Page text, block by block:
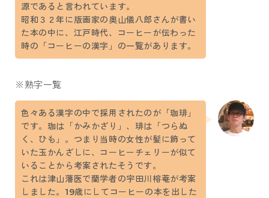
源であると言われています。
昭和３２年に版画家の奥山儀八郎さんが書い
た本の中に、江戸時代、コーヒーが伝わった
時の「コーヒーの漢字」の一覧があります。
※熟字一覧
色々ある漢字の中で採用されたのが「珈琲」
です。珈は「かみかざり」、琲は「つらぬ
く、ひも」。つまり当時の女性が髪に飾って
いた玉かんざしに、コーヒーチェリーが似て
いることから考案されたそうです。
これは津山藩医で蘭学者の宇田川榕菴が考案
しました。19歳にしてコーヒーの本を出した